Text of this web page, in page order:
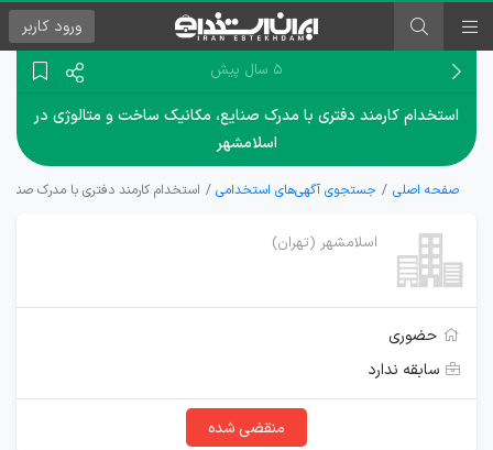
ورود کاربر
۵ سال پیش
استخدام کارمند دفتری با مدرک صنایع، مکانیک ساخت و متالوژی در
اسلامشهر
صفحه اصلی جستجوی آگهی‌های استخدامی استخدام کارمند دفتری با مدرک
اسلامشهر (تهران)
حضوری
سابقه ندارد
منقضی شده